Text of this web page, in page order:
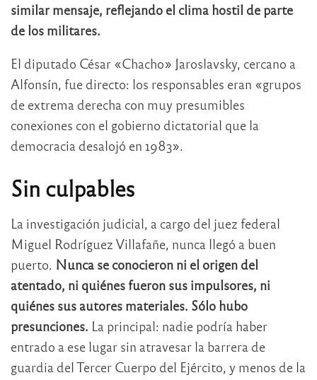
similar mensaje, reflejando el clima hostil de parte
de los militares.
El diputado César «Chacho» Jaroslavsky, cercano a
Alfonsín, fue directo: los responsables eran «grupos
de extrema derecha con muy presumibles
conexiones con el gobierno dictatorial que la
democracia desalojó en 1983».
Sin culpables
La investigación judicial, a cargo del juez federal
Miguel Rodríguez Villafañe, nunca llegó a buen
puerto. Nunca se conocieron ni el origen del
atentado, ni quiénes fueron sus impulsores, ni
quiénes sus autores materiales. Sólo hubo
presunciones. La principal: nadie podría haber
entrado a ese lugar sin atravesar la barrera de
guardia del Tercer Cuerpo del Ejército, y menos de la